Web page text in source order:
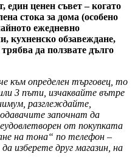
ценен съвет – когато
стока за дома (особено
ежедневно
кухненско обзавеждане,
да ползвате дълго
към определен търговец, то
3 пъти, изчаквайте вътре
разглеждайте,
започнат да
от покупката
на тона“ по телефон –
изберете друг магазин, на